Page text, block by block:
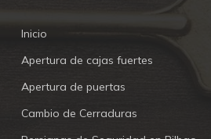
Inicio
Apertura de cajas fuertes
Apertura de puertas
Cambio de Cerraduras